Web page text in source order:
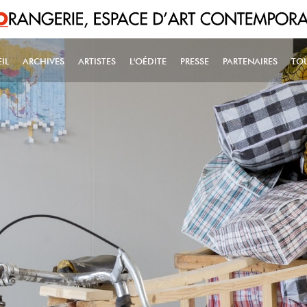
NAVIGATION
ARCHIVES ARTISTES L'OÉDITE PRESSE PARTENAIRES